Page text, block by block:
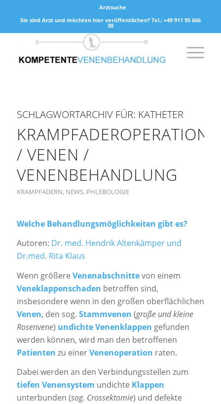
Arztsuche
Sie sind Arzt und möchten hier veröffentlichen? Tel.: +49 911 95 666
30
SCHLAGWORTARCHIV FÜR: KATHETER
KRAMPFADEROPERATION
/ VENEN /
VENENBEHANDLUNG
KRAMPFADERN, NEWS, PHLEBOLOGIE
Welche Behandlungsmöglichkeiten gibt es?
Autoren: Dr. med. Hendrik Altenkämper und
Dr.med. Rita Klaus
Wenn größere Venenabschnittevon einem
Veneklappenschaden betroffen sind,
insbesondere wenn in den großen oberflächlichen
Venen, den sog. Stammvenen (große und kleine
Rosenvene) undichte Venenklappen gefunden
werden können, wird man den betroffenen
Patienten zu einerVenenoperation raten.
Dabei werden an den Verbindungsstellen zum
tiefen Venensystem undichte Klappen
unterbunden (sog. Crossektomie) und defekte